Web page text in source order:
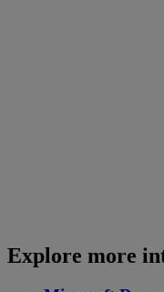
Explore more